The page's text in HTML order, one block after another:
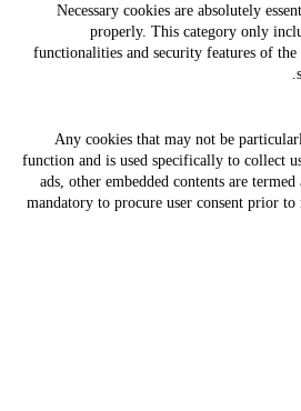
Necessary cookies are absolutely
properly. This category only
functionalities and security features of
Any cookies that may not be
function and is used specifically to collect
ads, other embedded contents are
mandatory to procure user consent prior